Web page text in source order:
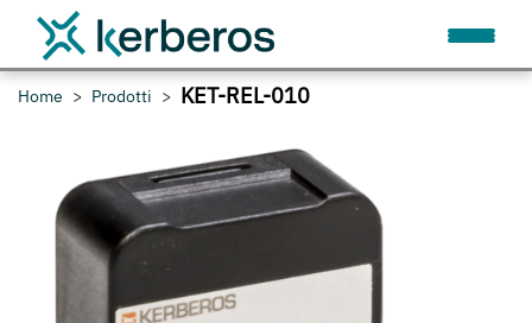
Home Prodotti KET-REL-010